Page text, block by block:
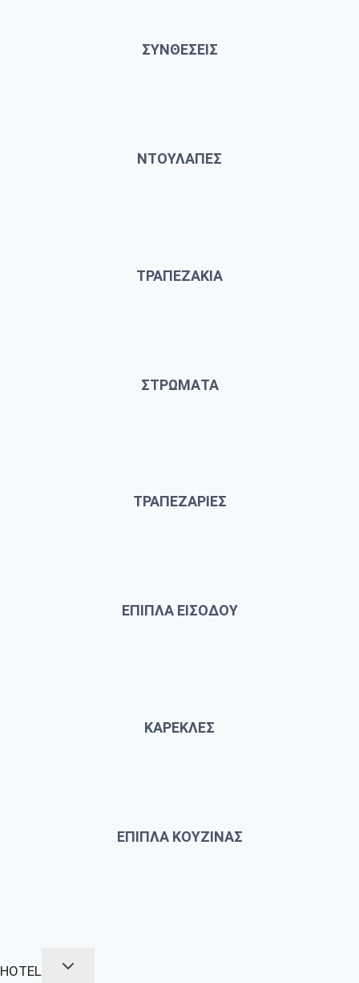
ΣΥΝΘΕΣΕΙΣ
ΝΤΟΥΛΑΠΕΣ
ΤΡΑΠΕΖΑΚΙΑ
ΣΤΡΩΜΑΤΑ
ΤΡΑΠΕΖΑΡΙΕΣ
ΕΠΙΠΛΑ ΕΙΣΟΔΟΥ
ΚΑΡΕΚΛΕΣ
ΕΠΙΠΛΑ ΚΟΥΖΙΝΑΣ
HOTEL